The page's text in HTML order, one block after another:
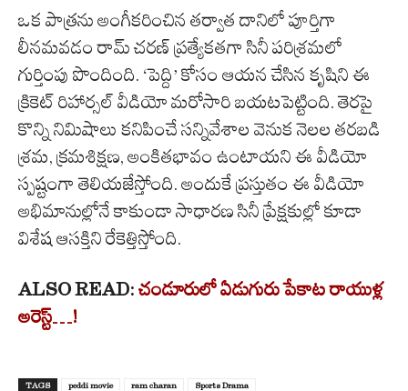
ఒక పాత్రను అంగీకరించిన తర్వాత దానిలో పూర్తిగా
లీనమవడం రామ్ చరణ్ ప్రత్యేకతగా సినీ పరిశ్రమలో
గుర్తింపు పొందింది. ‘పెద్ది’ కోసం ఆయన చేసిన కృషిని ఈ
క్రికెట్ రిహార్సల్ వీడియో మరోసారి బయటపెట్టింది. తెరపై
కొన్ని నిమిషాలు కనిపించే సన్నివేశాల వెనుక నెలల తరబడి
శ్రమ, క్రమశిక్షణ, అంకితభావం ఉంటాయని ఈ వీడియో
స్పష్టంగా తెలియజేస్తోంది. అందుకే ప్రస్తుతం ఈ వీడియో
అభిమానుల్లోనే కాకుండా సాధారణ సినీ ప్రేక్షకుల్లో కూడా
విశేష ఆసక్తిని రేకెత్తిస్తోంది.
ALSO READ: చండూరులో ఏడుగురు పేకాట రాయుళ్ల
అరెస్ట్…!
TAGS peddi movie ram charan Sports Drama